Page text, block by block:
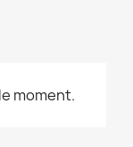
moment.